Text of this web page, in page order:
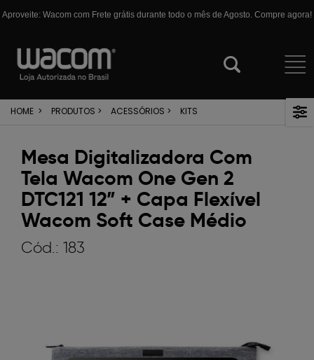
Aproveite: Wacom com Frete grátis durante todo o mês de Agosto. Compre agora!
HOME > PRODUTOS > ACESSÓRIOS > KITS
Mesa Digitalizadora Com
Tela Wacom One Gen 2
DTC121 12” + Capa Flexível
Wacom Soft Case Médio
Cód.: 183